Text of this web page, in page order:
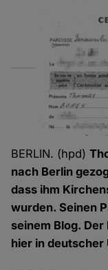
BERLIN. (hpd)
nach Berlin
dass ihm
wurden. Seinen
seinem Blog.
hier in deutscher